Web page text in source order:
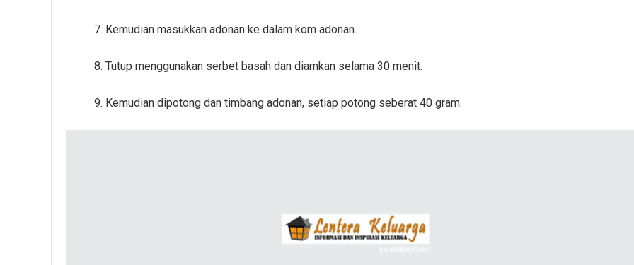
7. Kemudian masukkan adonan ke dalam kom adonan.
8. Tutup menggunakan serbet basah dan diamkan selama 30 menit.
9. Kemudian dipotong dan timbang adonan, setiap potong seberat 40 gram.